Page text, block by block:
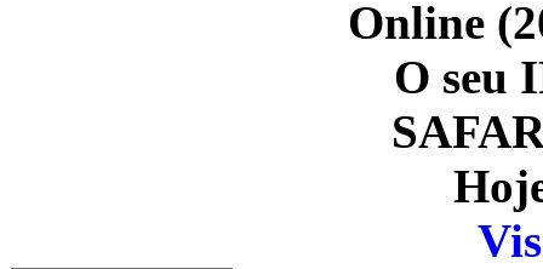
Online
O seu